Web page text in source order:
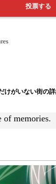
けがいない街の
of memories.